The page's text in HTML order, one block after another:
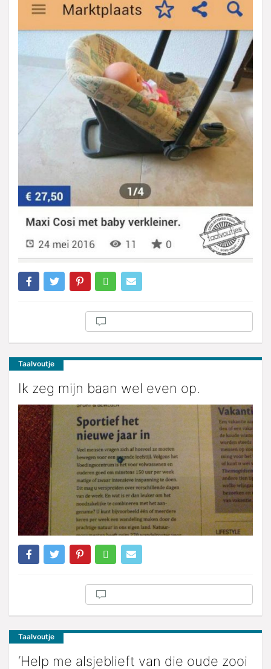
Taalvoutje
Ik zeg mijn baan wel even op.
Taalvoutje
‘Help me alsjeblieft van die oude zooi